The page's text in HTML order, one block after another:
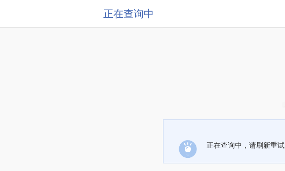
正在查询中
正在查询中，请刷新重试